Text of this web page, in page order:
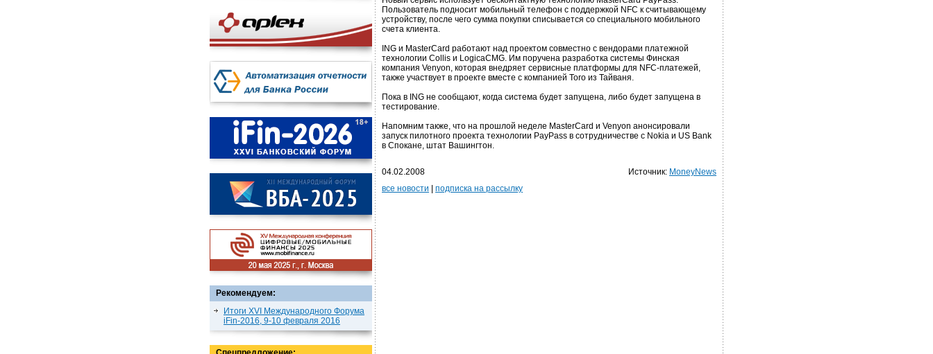
Рекомендуем:
Итоги XVI Международного Форума
iFin-2016, 9-10 февраля 2016
Пользователь подносит мобильный телефон с поддержкой NFC к считывающему
устройству, после чего сумма покупки списывается со специального мобильного
счета клиента.
ING и MasterCard работают над проектом совместно с вендорами платежной
технологии Collis и LogicaCMG. Им поручена разработка системы Финская
компания Venyon, которая внедряет сервисные платформы для NFC-платежей,
также участвует в проекте вместе с компанией Toro из Тайваня.
Пока в ING не сообщают, когда система будет запущена, либо будет запущена в
тестирование.
Напомним также, что на прошлой неделе MasterCard и Venyon анонсировали
запуск пилотного проекта технологии PayPass в сотрудничестве с Nokia и US Bank
в Спокане, штат Вашингтон.
04.02.2008 Источник: MoneyNews
все новости
подписка на рассылку